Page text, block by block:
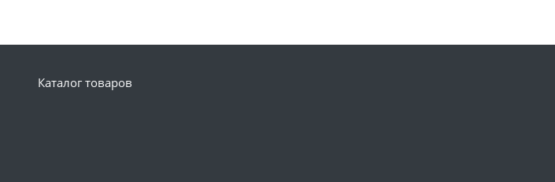
Каталог товаров